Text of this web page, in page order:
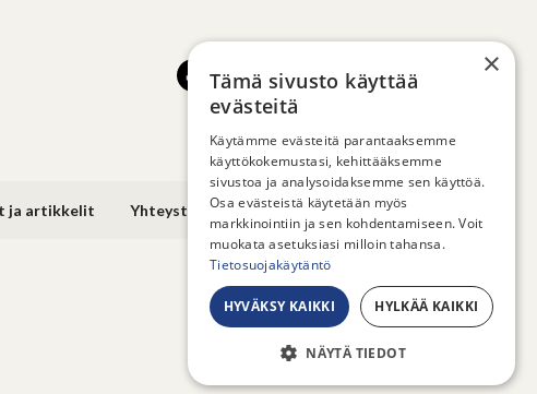
ja artikkelit Yhteystiedot
×
Tämä sivusto käyttää
evästeitä
Käytämme evästeitä parantaaksemme
käyttökokemustasi, kehittääksemme
sivustoa ja analysoidaksemme sen käyttöä.
Osa evästeistä käytetään myös
markkinointiin ja sen kohdentamiseen. Voit
muokata asetuksiasi milloin tahansa.
Tietosuojakäytäntö
HYVÄKSY KAIKKI HYLKÄÄ KAIKKI
NÄYTÄ TIEDOT